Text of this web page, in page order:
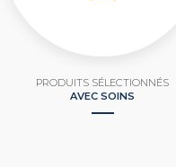
PRODUITS SÉLECTIONNÉS
AVEC SOINS